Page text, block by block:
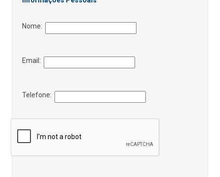
Nome:
Email:
Telefone: